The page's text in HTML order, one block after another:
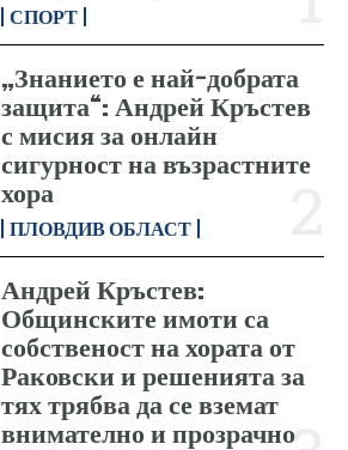
СПОРТ
„Знанието е най-добрата
защита“: Андрей Кръстев
с мисия за онлайн
сигурност на възрастните
хора
ПЛОВДИВ ОБЛАСТ
Андрей Кръстев:
Общинските имоти са
собственост на хората от
Раковски и решенията за
тях трябва да се вземат
внимателно и прозрачно